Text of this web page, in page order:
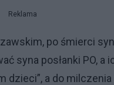
Reklama
po śmierci
posłanki PO, a
a do